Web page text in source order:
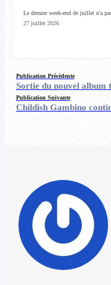
Le dernier week-end de juillet n'a
27 juillet 2026
Publication Précédente
Sortie du nouvel album
Publication Suivante
Childish Gambino